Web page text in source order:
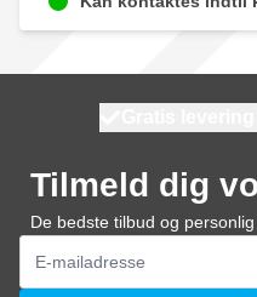
Tilmeld dig
De bedste tilbud og